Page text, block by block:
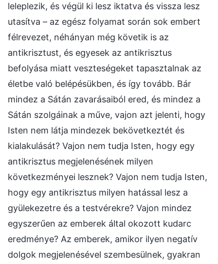
leleplezik, és végül ki lesz iktatva és vissza lesz
utasítva – az egész folyamat során sok embert
félrevezet, néhányan még követik is az
antikrisztust, és egyesek az antikrisztus
befolyása miatt veszteségeket tapasztalnak az
életbe való belépésükben, és így tovább. Bár
mindez a Sátán zavarásaiból ered, és mindez a
Sátán szolgáinak a műve, vajon azt jelenti, hogy
Isten nem látja mindezek bekövetkeztét és
kialakulását? Vajon nem tudja Isten, hogy egy
antikrisztus megjelenésének milyen
következményei lesznek? Vajon nem tudja Isten,
hogy egy antikrisztus milyen hatással lesz a
gyülekezetre és a testvérekre? Vajon mindez
egyszerűen az emberek által okozott kudarc
eredménye? Az emberek, amikor ilyen negatív
dolgok megjelenésével szembesülnek, gyakran